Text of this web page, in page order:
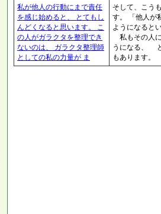
私が他人の行動にまで責任
を感じ始めると、 とてもし
んどくなると思います。 こ
の人がガラクタを整理でき
ないのは、 ガラクタ整理師
としての私の力量が ま
そして、こう
す。 「他人が
ようになると
私もその人
うになる、
もあります